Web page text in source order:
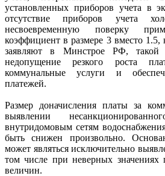
установленных приборов учета в
отсутствие приборов учета
несвоевременную поверку
коэффициент в размере 3 вместо 1.5,
заявляют в Минстрое РФ, такой
недопущение резкого роста
коммунальные услуги и
платежей.
Размер доначисления платы за
выявлении
внутридомовым сетям
быть снижен произвольно.
может являться исключительно
том числе при неверных значениях
величин.